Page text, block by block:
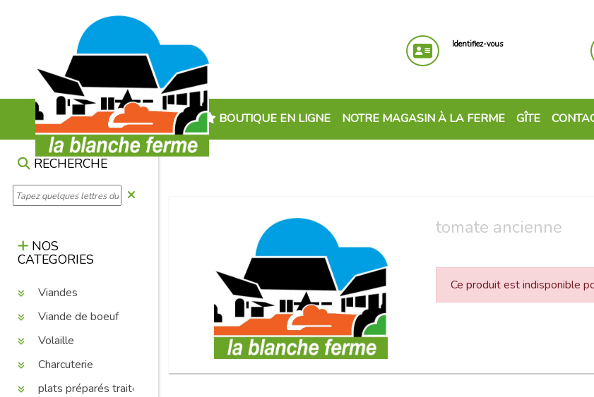
Identifiez-vous
BOUTIQUE EN LIGNE NOTRE MAGASIN À LA FERME GÎTE
RECHERCHE
NOS
CATEGORIES
Viandes
Viande de boeuf
Volaille
Charcuterie
plats préparés traiteur
tomate ancienne
Ce produit est indisponible